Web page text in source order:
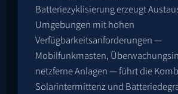
Batteriezyklisierung erzeugt
Umgebungen mit hohen
Verfügbarkeitsanforderungen —
Mobilfunkmasten,
netzferne Anlagen — führt die
Solarintermittenz und